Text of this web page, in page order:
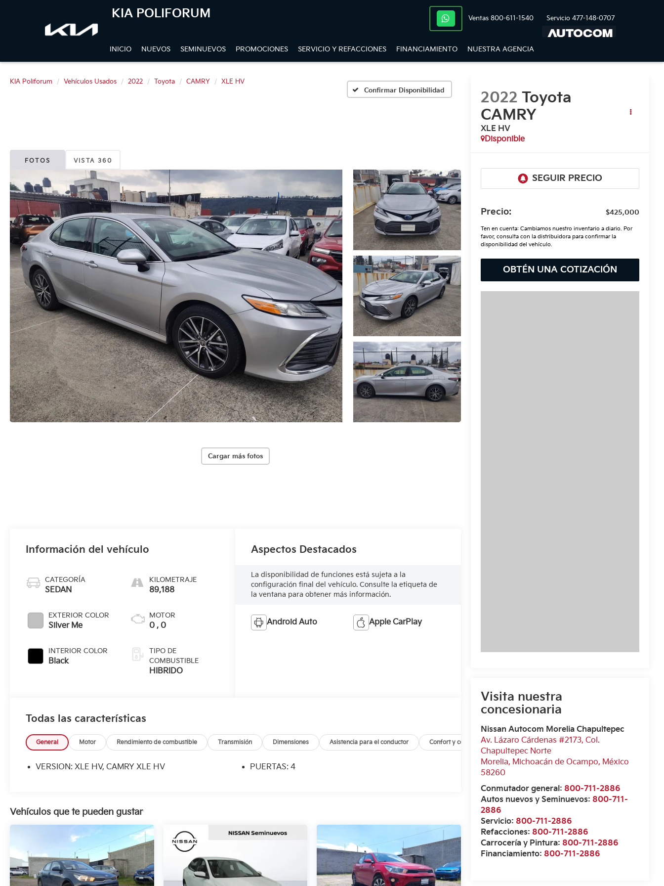
KIA POLIFORUM Ventas 800-611-1540 Servicio 477-148-0707
INICIO NUEVOS SEMINUEVOS PROMOCIONES SERVICIO Y REFACCIONES FINANCIAMIENTO NUESTRA AGENCIA
KIA Poliforum Vehículos Usados 2022 Toyota CAMRY
XLE HV
Confirmar Disponibilidad
FOTOS VISTA 360
Cargar más fotos
2022 Toyota
CAMRY
XLE HV
Disponible
Precio: $425,000
Ten en cuenta: Cambiamos nuestro inventario a diario. Por
favor, consulta con la distribuidora para confirmar la
disponibilidad del vehículo.
OBTÉN UNA COTIZACIÓN
Visita nuestra
concesionaria
Nissan Autocom Morelia Chapultepec
Av. Lázaro Cárdenas #2173, Col.
Chapultepec Norte
Morelia, Michoacán de Ocampo, México
58260
Conmutador general: 800-711-2886
Autos nuevos y Seminuevos: 800-711-
2886
Servicio: 800-711-2886
Refacciones: 800-711-2886
Carrocería y Pintura: 800-711-2886
Financiamiento: 800-711-2886
Información del vehículo
CATEGORÍA
SEDAN
EXTERIOR COLOR
Silver Me
INTERIOR COLOR
Black
KILOMETRAJE
89,188
MOTOR
0 , 0
TIPO DE
COMBUSTIBLE
HIBRIDO
Aspectos Destacados
La disponibilidad de funciones está sujeta a la
configuración final del vehículo. Consulte la etiqueta de
la ventana para obtener más información.
Android Auto Apple CarPlay
Todas las características
General Motor Rendimiento de combustible Transmisión Dimensiones Asistencia para el conductor Confort y conveniencia Exterior Infoentretenimiento
VERSION: XLE HV, CAMRY XLE HV PUERTAS: 4
Vehículos que te pueden gustar